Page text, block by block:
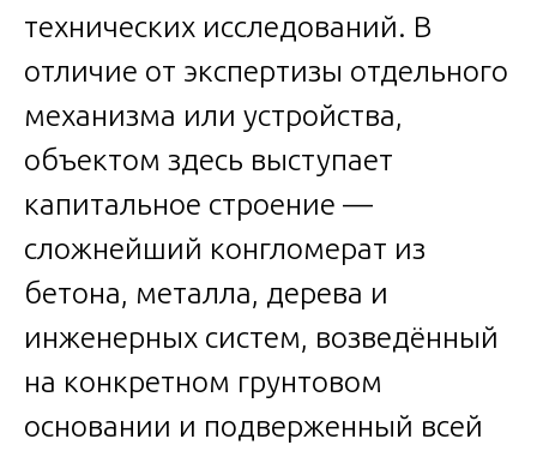
технических исследований. В
отличие от экспертизы отдельного
механизма или устройства,
объектом здесь выступает
капитальное строение —
сложнейший конгломерат из
бетона, металла, дерева и
инженерных систем, возведённый
на конкретном грунтовом
основании и подверженный всей